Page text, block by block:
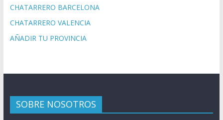
CHATARRERO BARCELONA
CHATARRERO VALENCIA
AÑADIR TU PROVINCIA
SOBRE NOSOTROS